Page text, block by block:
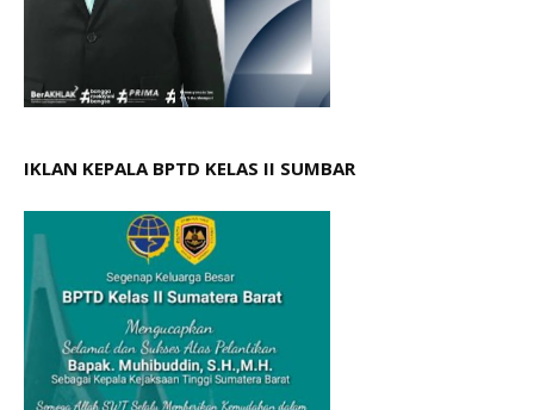
IKLAN KEPALA BPTD KELAS II SUMBAR